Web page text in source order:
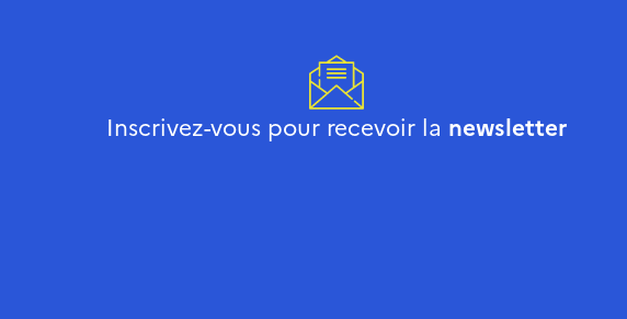
Inscrivez-vous pour recevoir la newsletter